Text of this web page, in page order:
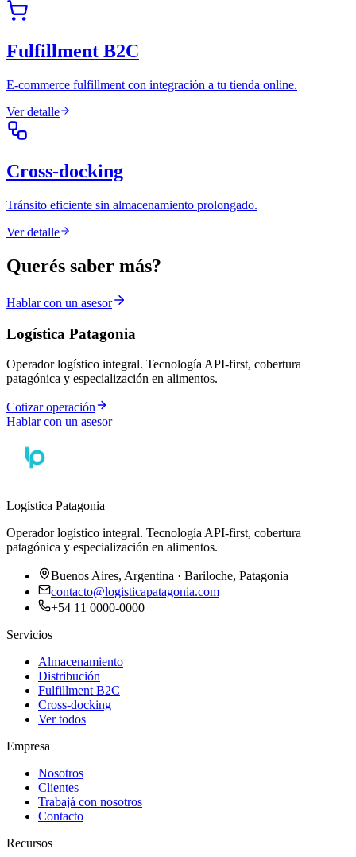
Fulfillment B2C
E-commerce fulfillment con integración a tu tienda online.
Ver detalle
Cross-docking
Tránsito eficiente sin almacenamiento prolongado.
Ver detalle
Querés saber más?
Hablar con un asesor
Logística Patagonia
Operador logístico integral. Tecnología API-first, cobertura
patagónica y especialización en alimentos.
Cotizar operación
Hablar con un asesor
Logística Patagonia
Operador logístico integral. Tecnología API-first, cobertura
patagónica y especialización en alimentos.
Buenos Aires, Argentina · Bariloche, Patagonia
contacto@logisticapatagonia.com
+54 11 0000-0000
Servicios
Almacenamiento
Distribución
Fulfillment B2C
Cross-docking
Ver todos
Empresa
Nosotros
Clientes
Trabajá con nosotros
Contacto
Recursos